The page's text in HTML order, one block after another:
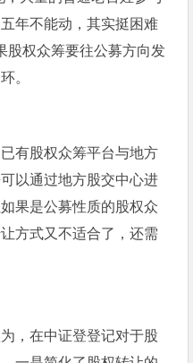
年不能动，其实挺困难
股权众筹要往公募方向发
。
有股权众筹平台与地方
以通过地方股交中心进
果是公募性质的股权众
方式又不适合了，还需
，在中证登登记对于股